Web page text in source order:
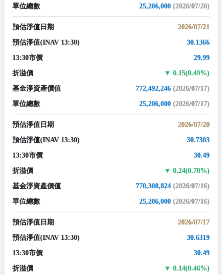
單位總數 25,206,000 (2026/07/20)
預估淨值日期 2026/07/21
預估淨值(INAV 13:30) 30.1366
13:30市價 29.99
折溢價 0.15(0.49%)
基金淨資產價值 772,492,246 (2026/07/17)
單位總數 25,206,000 (2026/07/17)
預估淨值日期 2026/07/20
預估淨值(INAV 13:30) 30.7303
13:30市價 30.49
折溢價 0.24(0.78%)
基金淨資產價值 770,308,824 (2026/07/16)
單位總數 25,206,000 (2026/07/16)
預估淨值日期 2026/07/17
預估淨值(INAV 13:30) 30.6319
13:30市價 30.49
折溢價 0.14(0.46%)